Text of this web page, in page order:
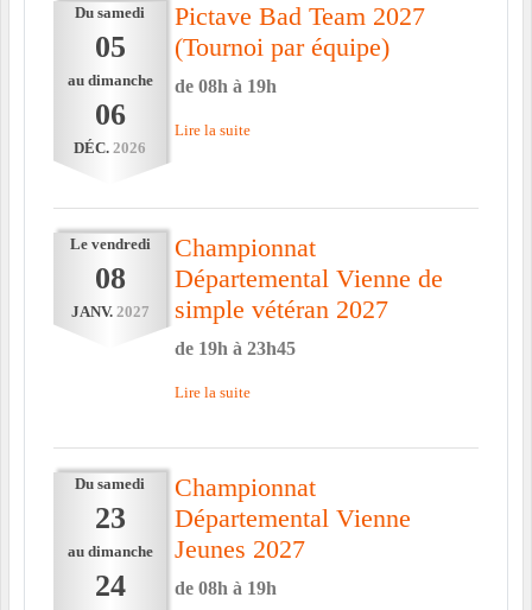
Du samedi
05
au dimanche
06
DÉC. 2026
Pictave Bad Team 2027
(Tournoi par équipe)
de 08h à 19h
Lire la suite
Le vendredi
08
JANV. 2027
Championnat
Départemental Vienne de
simple vétéran 2027
de 19h à 23h45
Lire la suite
Du samedi
23
au dimanche
24
Championnat
Départemental Vienne
Jeunes 2027
de 08h à 19h